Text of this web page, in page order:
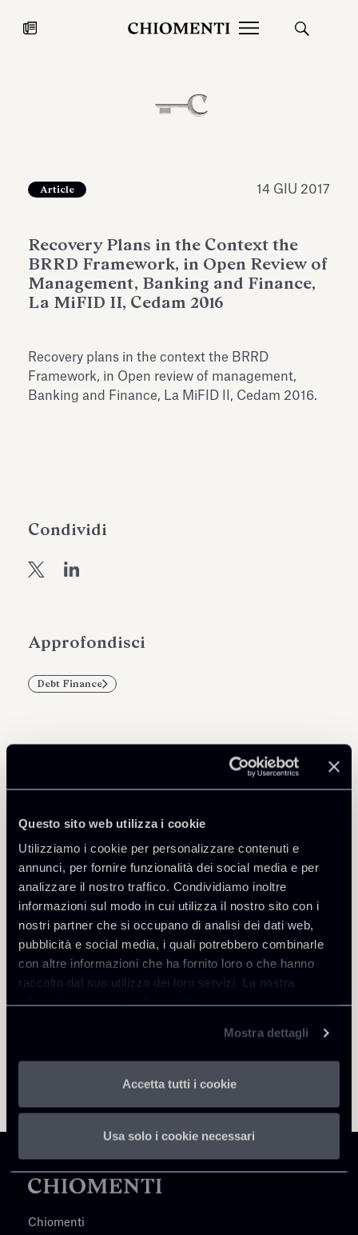
Questo sito web utilizza i cookie
Utilizziamo i cookie per personalizzare contenuti e
annunci, per fornire funzionalità dei social media e per
analizzare il nostro traffico. Condividiamo inoltre
informazioni sul modo in cui utilizza il nostro sito con i
nostri partner che si occupano di analisi dei dati web,
pubblicità e social media, i quali potrebbero combinarle
con altre informazioni che ha fornito loro o che hanno
raccolto dal suo utilizzo dei loro servizi. La nostra
informativa privacy è disponibilequi.
Mostra dettagli
Accetta tutti i cookie
Usa solo i cookie necessari
27 LUG 2026
ampliando gli spazi espositivi
dell’Antiquarium di Villa Albani
Torlonia
Leggi tutto
Approfondisci
Debt Finance
Article 14 GIU 2017
Recovery Plans in the Context the
BRRD Framework, in Open Review of
Management, Banking and Finance,
La MiFID II, Cedam 2016
Recovery plans in the context the BRRD
Framework, in Open review of management,
Banking and Finance, La MiFID II, Cedam 2016.
Condividi
Torna agli Insights
Professionisti correlati
Vincenzo Troiano
SEDI
Roma
Scopri il professionista
Chiomenti